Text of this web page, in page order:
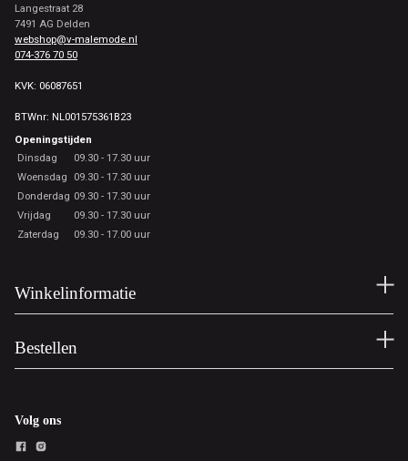
Langestraat 28
7491 AG Delden
webshop@v-malemode.nl
074-376 70 50
KVK: 06087651
BTWnr: NL001575361B23
Openingstijden
Dinsdag
09.30 - 17.30 uur
Woensdag
09.30 - 17.30 uur
Donderdag 09.30 - 17.30 uur
Vrijdag
09.30 - 17.30 uur
Zaterdag
09.30 - 17.00 uur
Winkelinformatie
Bestellen
Volg ons